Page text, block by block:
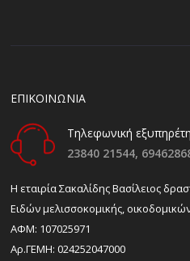
ΕΠΙΚΟΙΝΩΝΙΑ
Τηλεφωνική
23840 21544,
H εταιρία Σακαλίδης Βασίλειος
Ειδών μελισσοκομικής,
ΑΦΜ: 107025971
Αρ.ΓΕΜΗ: 024252047000